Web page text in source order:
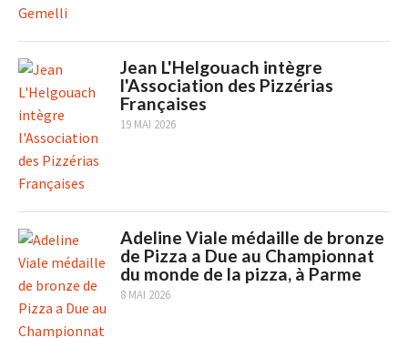
Jean L'Helgouach intègre
l'Association des Pizzérias
Françaises
19 MAI 2026
Adeline Viale médaille de bronze
de Pizza a Due au Championnat
du monde de la pizza, à Parme
8 MAI 2026